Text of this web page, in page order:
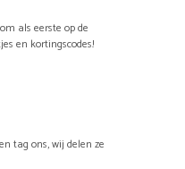
als eerste op de
en kortingscodes!
tag ons, wij delen ze